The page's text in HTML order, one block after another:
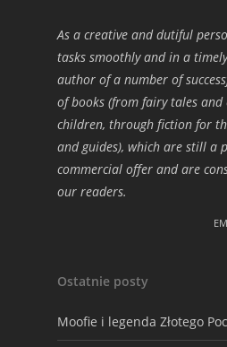
As a creative and dutiful
tasks smoothly and in a
author of a number of
of books (from fairy tales
children, through fiction for
and guides), which are still a
commercial offer and are
our readers.
Ostatnie posty
Moofie i legenda Złotego